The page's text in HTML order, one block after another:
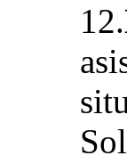
12.